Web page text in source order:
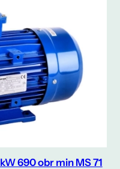
690 obr min MS 71